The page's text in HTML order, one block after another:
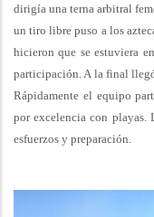
dirigía una terna arbitral
un tiro libre puso a los
hicieron que se estuviera
participación. A la final
Rápidamente el equipo
por excelencia con playas.
esfuerzos y preparación.